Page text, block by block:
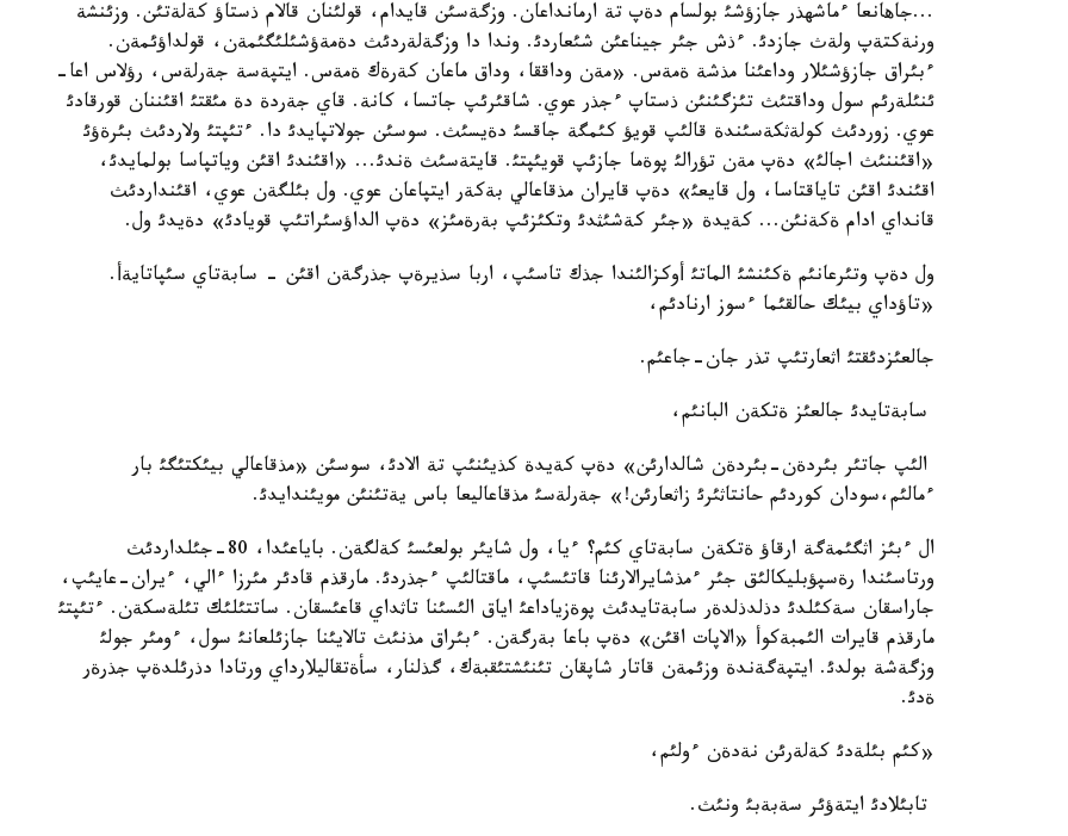
...جاهانعا ءماشهذر جازؤشئ بولسام دةپ تة ارمانداعان. وزگةسئن قايدام، قولئنان قالام ذستاؤ كةلةتئن. وزئنشة
ورنةكتةپ ولةث جازدئ. ءذش جئر جيناعئن شئعاردئ. وندا دا وزگةلةردئث دةمةؤشئلئگئمةن، قولداؤئمةن.
ءبئراق جازؤشئلار وداعئنا مذشة ةمةس. «مةن وداققا، وداق ماعان كةرةك ةمةس. ايتپةسة جةرلةس، رؤلاس اعا-
ئنئلةرئم سول وداقتئث تئزگئنئن ذستاپ ءجذر عوي. شاقئرئپ جاتسا، كانة. قاي جةردة دة مئقتئ اقئننان قورقادئ
عوي. زوردئث كولةثكةسئندة قالئپ قويؤ كئمگة جاقسئ دةيسئث. سوسئن جولاتپايدئ دا. ءتئپتئ ولاردئث بئرةؤئ
«اقئننئث اجالئ» دةپ مةن تؤرالئ پوةما جازئپ قويئپتئ. قايتةسئث ةندئ... «اقئندئ اقئن وياتپاسا بولمايدئ،
اقئندئ اقئن تاياقتاسا، ول قايعئ» دةپ قايران مذقاعالي بةكةر ايتپاعان عوي. ول بئلگةن عوي، اقئنداردئث
قانداي ادام ةكةنئن... كةيدة «جئر كةشئثدئ وتكئزئپ بةرةمئز» دةپ الداؤسئراتئپ قويادئ» دةيدئ ول.
ول دةپ وتئرعانئم ةكئنشئ الماتئ أوكزالئندا جذك تاسئپ، اربا سذيرةپ جذرگةن اقئن - سابةتاي سئپاتايةأ.
«تاؤداي بيئك حالقئما ءسوز ارنادئم،
جالعئزدئقتئ اثعارتئپ تذر جان-جاعئم.
سابةتايدئ جالعئز ةتكةن البانئم،
الئپ جاتئر بئردةن-بئردةن شالدارئن» دةپ كةيدة كذيئنئپ تة الادئ، سوسئن «مذقاعالي بيئكتئگئ بار
ءمالئم،سودان كوردئم حانتاثئرئ زاثعارئن!» جةرلةسئ مذقاعاليعا باس يةتئنئن مويئندايدئ.
ال ءبئز اثگئمةگة ارقاؤ ةتكةن سابةتاي كئم؟ ءيا، ول شايئر بولعئسئ كةلگةن. باياعئدا، 80-جئلداردئث
ورتاسئندا رةسپؤبليكالئق جئر ءمذشايرالارئنا قاتئسئپ، ماقتالئپ ءجذردئ. مارقذم قادئر مئرزا ءالي، ءيران-عايئپ،
جاراسقان سةكئلدئ دذلدذلدةر سابةتايدئث پوةزياداعئ اياق الئسئنا تاثداي قاعئسقان. ساتتئلئك تئلةسكةن. ءتئپتئ
مارقذم قايرات الئمبةكوأ «الاپات اقئن» دةپ باعا بةرگةن. ءبئراق مذنئث تالايئنا جازئلعانئ سول، ءومئر جولئ
وزگةشة بولدئ. ايتپةگةندة وزئمةن قاتار شاپقان تئنئشتئقبةك، گذلنار، سأةتقاليلارداي ورتادا دذرئلدةپ جذرةر
ةدئ.
«كئم بئلةدئ كةلةرئن نةدةن ءولئم،
تابئلادئ ايتةؤئر سةبةبئ ونئث.